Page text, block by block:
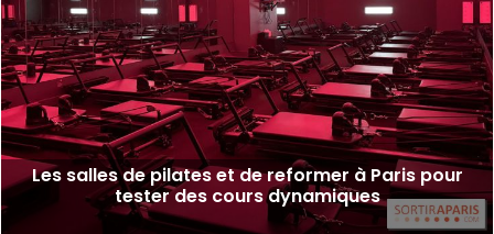
Les salles de pilates et de reformer à Paris pour
tester des cours dynamiques